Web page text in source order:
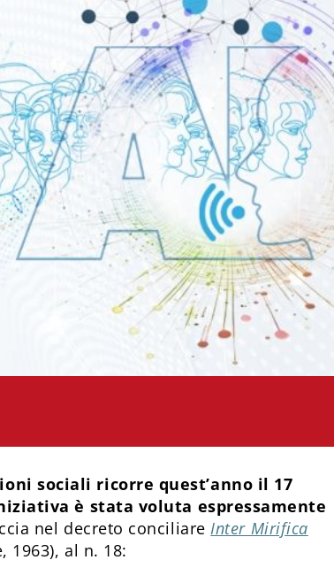
sociali ricorre quest’anno il 17
è stata voluta espressamente
nel decreto conciliareInter Mirifica
1963), al n. 18: